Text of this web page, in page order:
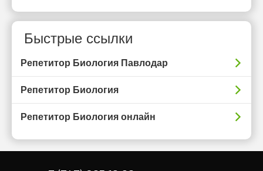
Быстрые ссылки
Репетитор Биология Павлодар
Репетитор Биология
Репетитор Биология онлайн